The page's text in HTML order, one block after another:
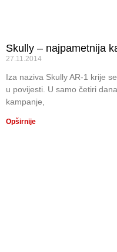
Skully – najpametnija
27.11.2014
Iza naziva Skully AR-1 krije
u povijesti. U samo četiri
kampanje,
Opširnije